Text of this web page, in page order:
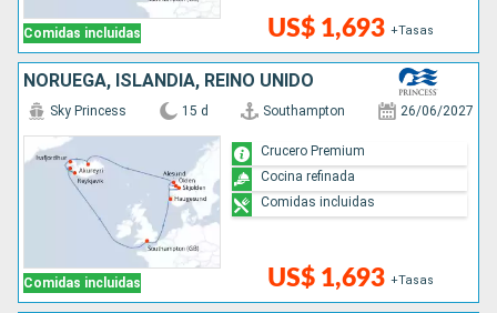
Comidas incluidas US$ 1,693 +Tasas
NORUEGA, ISLANDIA, REINO UNIDO
Comidas incluidas
Sky Princess 15 d Southampton 26/06/2027
US$ 1,693 +Tasas
Crucero Premium
Cocina refinada
Comidas incluidas